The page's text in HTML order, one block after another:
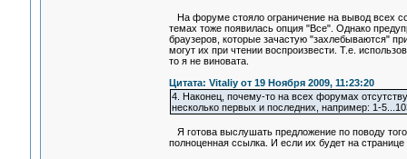
На форуме стояло ограничение на вывод всех
темах тоже появилась опция "Все". Однако
браузеров, которые зачастую "захлебываются"
могут их при чтении воспроизвести. Т.е.
то я не виновата.
Цитата: Vitaliy от 19 Ноября 2009, 11:23:20
4. Наконец, почему-то на всех форумах
несколько первых и последних, например: 1-
Я готова выслушать предложение по поводу
полноценная ссылка. И если их будет на